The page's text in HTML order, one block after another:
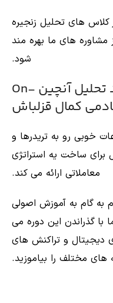
کلاس های تحلیل زنجیره
مشاوره های ما بهره مند
شود.
دوره آموزش صفر تا صد تحلیل آنچین On-
خوبی رو به تریدرها و
برای ساخت یه استراتژی
معاملاتی ارائه می کند.
به گام به آموزش اصولی
با گذراندن این دوره می
دیجیتال و تراکنش های
مختلف را بیاموزید.